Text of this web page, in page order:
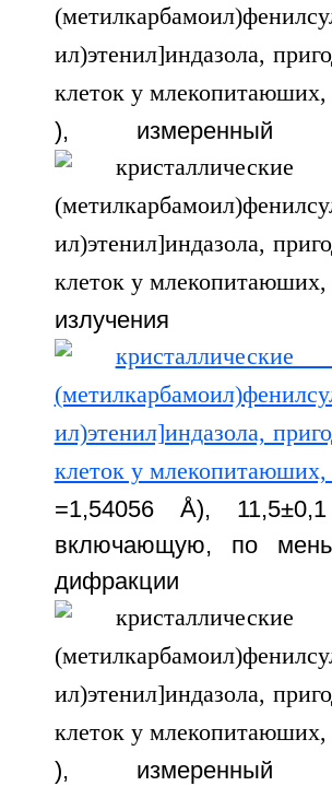
), измеренный
=1,54056 Å),
включающую, по
), измеренный